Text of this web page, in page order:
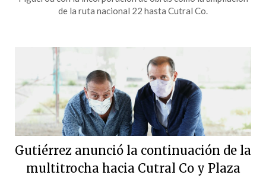
de la ruta nacional 22 hasta Cutral Co.
Gutiérrez anunció la continuación de la
multitrocha hacia Cutral Co y Plaza